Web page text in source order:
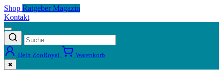
Shop Ratgeber Magazin
Kontakt
Dein ZooRoyal Warenkorb
✖